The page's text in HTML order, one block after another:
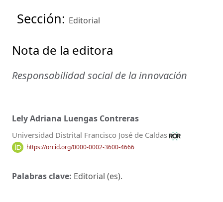
Sección: Editorial
Nota de la editora
Responsabilidad social de la innovación
Lely Adriana Luengas Contreras
Universidad Distrital Francisco José de Caldas
https://orcid.org/0000-0002-3600-4666
Palabras clave: Editorial (es).